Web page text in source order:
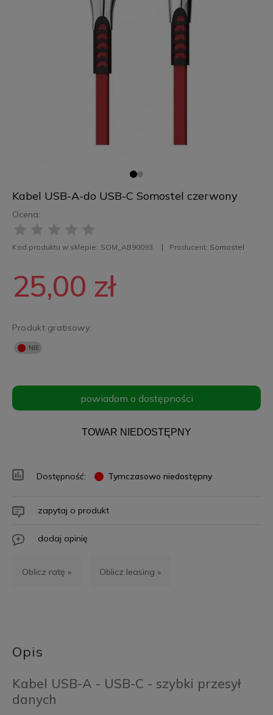
Kabel USB-A-do USB-C Somostel czerwony
Ocena:
Kod produktu w sklepie: SOM_AB90093 Producent: Somostel
25,00 zł
Produkt gratisowy:
powiadom o dostępności
TOWAR NIEDOSTĘPNY
Dostępność: Tymczasowo niedostępny
zapytaj o produkt
dodaj opinię
Oblicz ratę » Oblicz leasing »
Opis
Kabel USB-A - USB-C - szybki przesył
danych